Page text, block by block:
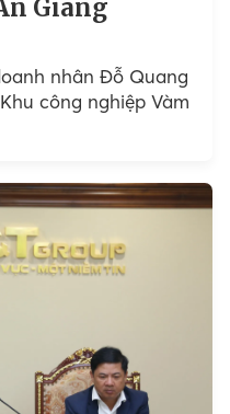
Giang
nhân Đỗ Quang
công nghiệp Vàm